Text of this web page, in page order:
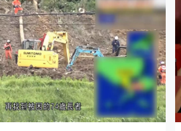
員指，攻擊規模比前一天大，行動已
在霍爾木茲海峽沿岸的錫里克島及格
有通訊塔及村莊遇襲。